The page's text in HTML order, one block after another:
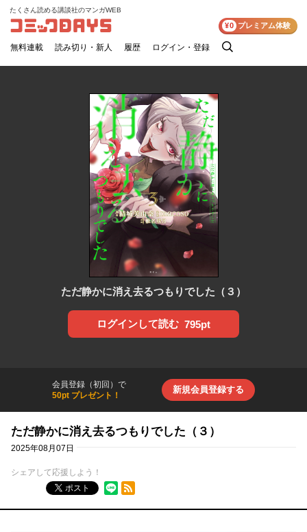
コミックDAYS
たくさん読める講談社のマンガWEB
無料連載 読み切り・新人 履歴 ログイン・登録
検
¥0 プレミアム体験
ただ静かに消え去るつもりでした（３）
ログインして読む 795pt
会員登録（初回）で
50pt プレゼント！
新規会員登録する
ただ静かに消え去るつもりでした（３）
2025年08月07日
シェアして応援しよう！
ポスト
RSSフィード